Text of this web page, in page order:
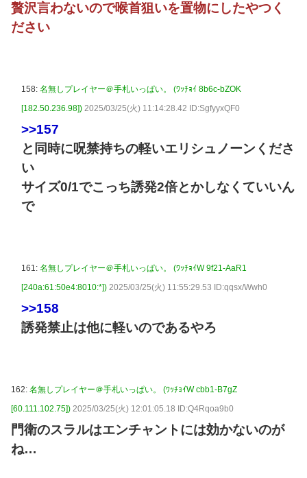
贅沢言わないので喉首狙いを置物にしたやつく
ださい
158: 名無しプレイヤー＠手札いっぱい。 (ﾜｯﾁｮｲ 8b6c-bZOK
[182.50.236.98]) 2025/03/25(火) 11:14:28.42 ID:SgfyyxQF0
>>157
と同時に呪禁持ちの軽いエリシュノーンくださ
い
サイズ0/1でこっち誘発2倍とかしなくていいん
で
161: 名無しプレイヤー＠手札いっぱい。 (ﾜｯﾁｮｲW 9f21-AaR1
[240a:61:50e4:8010:*]) 2025/03/25(火) 11:55:29.53 ID:qqsx/Wwh0
>>158
誘発禁止は他に軽いのであるやろ
162: 名無しプレイヤー＠手札いっぱい。 (ﾜｯﾁｮｲW cbb1-B7gZ
[60.111.102.75]) 2025/03/25(火) 12:01:05.18 ID:Q4Rqoa9b0
門衛のスラルはエンチャントには効かないのが
ね…